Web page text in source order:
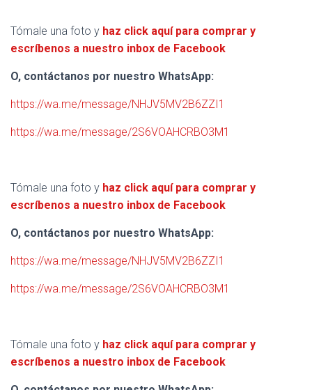
Tómale una foto y haz click aquí para comprar y
escríbenos a nuestro inbox de Facebook
O, contáctanos por nuestro WhatsApp:
https://wa.me/message/NHJV5MV2B6ZZI1
https://wa.me/message/2S6VOAHCRBO3M1
Tómale una foto y haz click aquí para comprar y
escríbenos a nuestro inbox de Facebook
O, contáctanos por nuestro WhatsApp:
https://wa.me/message/NHJV5MV2B6ZZI1
https://wa.me/message/2S6VOAHCRBO3M1
Tómale una foto y haz click aquí para comprar y
escríbenos a nuestro inbox de Facebook